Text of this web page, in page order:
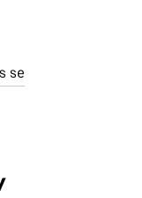
se